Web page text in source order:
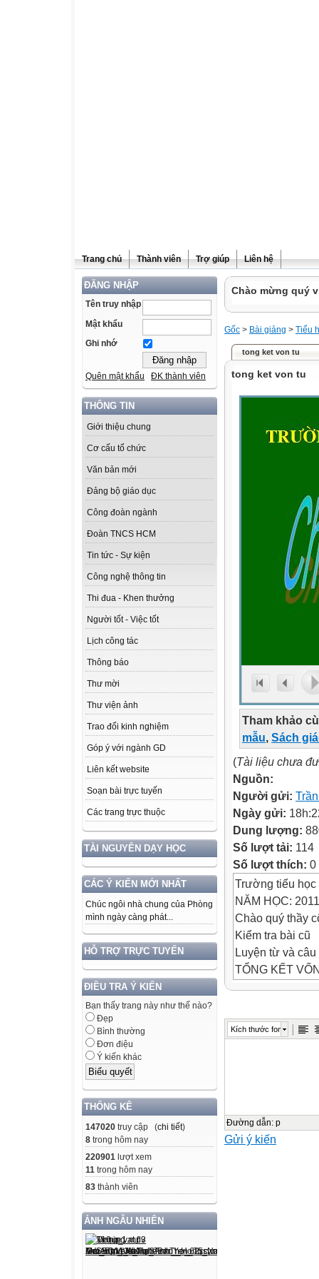
Trang chủ Thành viên Trợ giúp Liên hệ
ĐĂNG NHẬP
Tên truy nhập
Mật khẩu
Ghi nhớ
Quên mật khẩu ĐK thành viên
THÔNG TIN
Giới thiệu chung
Cơ cấu tổ chức
Văn bản mới
Đảng bộ giáo dục
Công đoàn ngành
Đoàn TNCS HCM
Tin tức - Sự kiện
Công nghệ thông tin
Thi đua - Khen thưởng
Người tốt - Việc tốt
Lịch công tác
Thông báo
Thư mời
Thư viện ảnh
Trao đổi kinh nghiệm
Góp ý với ngành GD
Liên kết website
Soạn bài trực tuyến
Các trang trực thuộc
TÀI NGUYÊN DẠY HỌC
CÁC Ý KIẾN MỚI NHẤT
Chúc ngôi nhà chung của Phòng
mình ngày càng phát...
HỖ TRỢ TRỰC TUYẾN
ĐIỀU TRA Ý KIẾN
Bạn thấy trang này như thế nào?
Đẹp
Bình thường
Đơn điệu
Ý kiến khác
THỐNG KÊ
147020 truy cập (chi tiết)
8 trong hôm nay
220901 lượt xem
11 trong hôm nay
83 thành viên
ẢNH NGẪU NHIÊN
Chào mừng quý
Gốc > Bài giảng > Tiểu
tong ket von tu
tong ket von tu
Tham khảo
mẫu, Sách
(Tài liệu chưa
Nguồn:
Người gửi:
Ngày gửi:
Dung lượng:
Số lượt tải: 114
Số lượt thích: 0
Trường tiểu
NĂM HỌC:
Chào quý thầy
Kiểm tra bài cũ
Luyện từ và câu
TỔNG KẾT
* đỏ – điều – son
* xanh – biếc –
Bảng màu đen
Kích thước font
Đường dẫn: p
Gửi ý kiến